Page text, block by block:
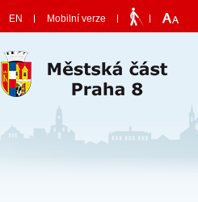
EN Mobilní verze